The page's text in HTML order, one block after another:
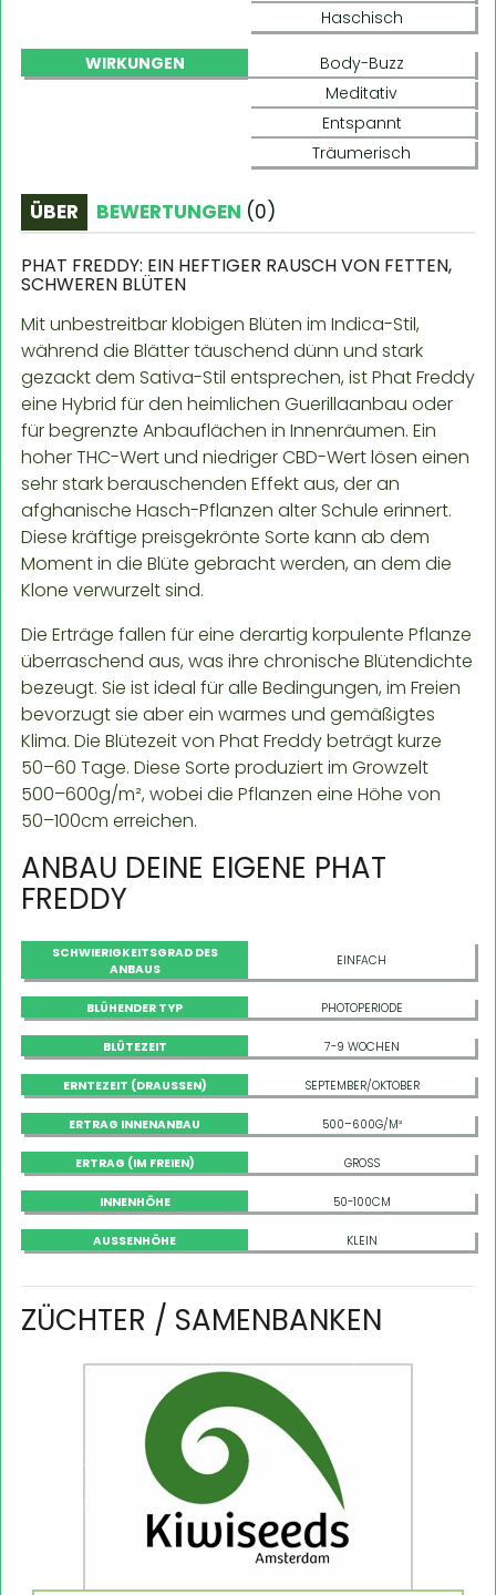
Haschisch
WIRKUNGEN
Body-Buzz
Meditativ
Entspannt
Träumerisch
ÜBER BEWERTUNGEN (0)
PHAT FREDDY: EIN HEFTIGER RAUSCH VON FETTEN,
SCHWEREN BLÜTEN
Mit unbestreitbar klobigen Blüten im Indica-Stil,
während die Blätter täuschend dünn und stark
gezackt dem Sativa-Stil entsprechen, ist Phat Freddy
eine Hybrid für den heimlichen Guerillaanbau oder
für begrenzte Anbauflächen in Innenräumen. Ein
hoher THC-Wert und niedriger CBD-Wert lösen einen
sehr stark berauschenden Effekt aus, der an
afghanische Hasch-Pflanzen alter Schule erinnert.
Diese kräftige preisgekrönte Sorte kann ab dem
Moment in die Blüte gebracht werden, an dem die
Klone verwurzelt sind.
Die Erträge fallen für eine derartig korpulente Pflanze
überraschend aus, was ihre chronische Blütendichte
bezeugt. Sie ist ideal für alle Bedingungen, im Freien
bevorzugt sie aber ein warmes und gemäßigtes
Klima. Die Blütezeit von Phat Freddy beträgt kurze
50–60 Tage. Diese Sorte produziert im Growzelt
500–600g/m², wobei die Pflanzen eine Höhe von
50–100cm erreichen.
ANBAU DEINE EIGENE PHAT
FREDDY
SCHWIERIGKEITSGRAD DES
ANBAUS
EINFACH
BLÜHENDER TYP PHOTOPERIODE
BLÜTEZEIT 7-9 WOCHEN
ERNTEZEIT (DRAUSSEN) SEPTEMBER/OKTOBER
ERTRAG INNENANBAU 500–600G/M²
ERTRAG (IM FREIEN) GROSS
INNENHÖHE 50-100CM
AUSSENHÖHE KLEIN
ZÜCHTER / SAMENBANKEN